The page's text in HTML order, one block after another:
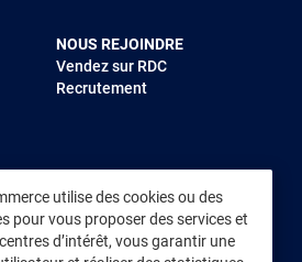
utilise des cookies ou des
pour vous proposer des services et
d’intérêt, vous garantir une
NOUS REJOINDRE
Vendez sur RDC
Recrutement